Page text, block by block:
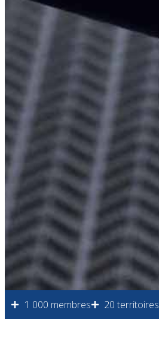
1 000 membres 20 territoires